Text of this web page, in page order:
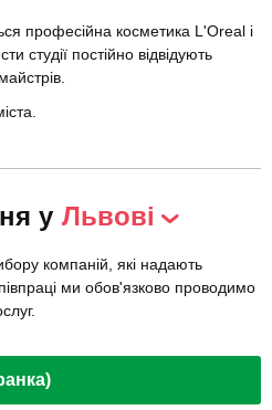
професійна косметика L'Oreal і
студії постійно відвідують
у Львові
компаній, які надають
ми обов'язково проводимо